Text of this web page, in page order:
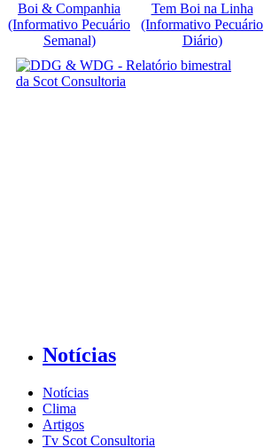
Boi & Companhia
(Informativo Pecuário
Semanal)
Tem Boi na Linha
(Informativo Pecuário
Diário)
Notícias
Notícias
Clima
Artigos
Tv Scot Consultoria